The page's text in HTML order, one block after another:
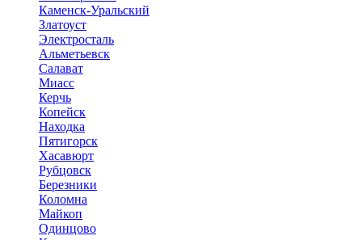
Каменск-Уральский
Златоуст
Электросталь
Альметьевск
Салават
Миасс
Керчь
Копейск
Находка
Пятигорск
Хасавюрт
Рубцовск
Березники
Коломна
Майкоп
Одинцово